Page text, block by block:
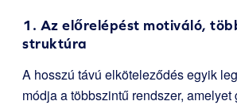
1. Az előrelépést motiváló,
struktúra
A hosszú távú elköteleződés egyik
módja a többszintű rendszer, amelyet